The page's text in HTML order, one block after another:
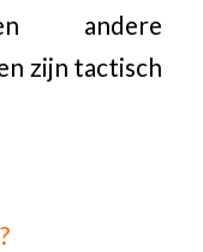
en andere
zijn tactisch